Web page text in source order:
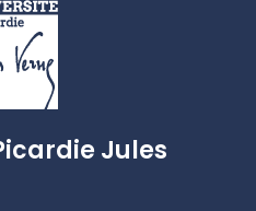
Jules